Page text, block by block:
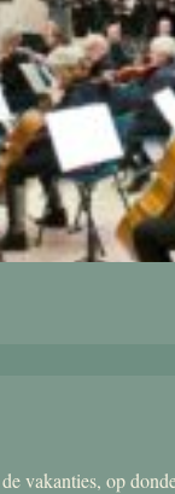
vakanties, op